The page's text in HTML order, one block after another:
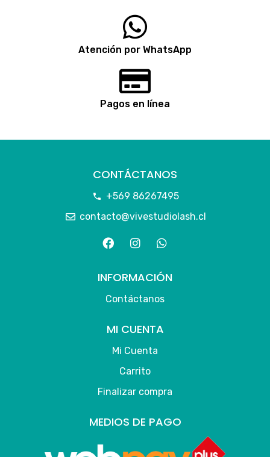
Atención por WhatsApp
Pagos en línea
CONTÁCTANOS
+569 86267495
contacto@vivestudiolash.cl
INFORMACIÓN
Contáctanos
MI CUENTA
Mi Cuenta
Carrito
Finalizar compra
MEDIOS DE PAGO